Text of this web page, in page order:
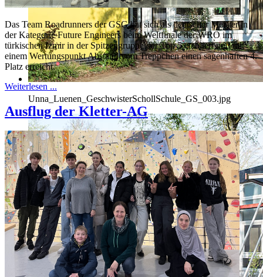
Unna_Luenen_GeschwisterSchollSchule_GS_003.jpg
Das Team Roadrunners der GSG hat sich als deutscher Meister in
der Kategorie Future Engineers beim Weltfinale der WRO im
türkischen Izmir in der Spitzengruppe der Top 5 etabliert und mit
einem Wertungspunkt Abstand vom Treppchen einen sagenhaften 4.
Platz erreicht.
Weiterlesen ...
Ausflug der Kletter-AG